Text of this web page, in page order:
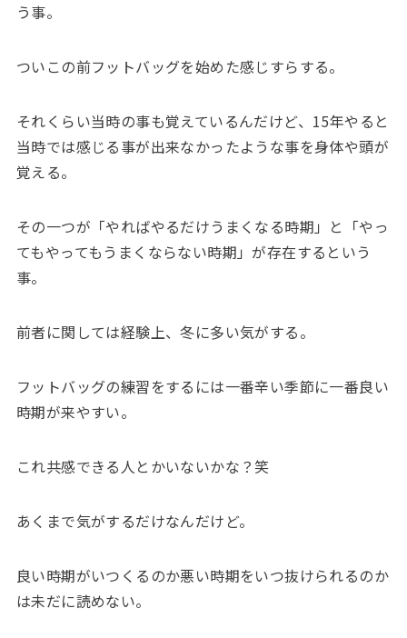
う事。
ついこの前フットバッグを始めた感じすらする。
それくらい当時の事も覚えているんだけど、15年やると
当時では感じる事が出来なかったような事を身体や頭が
覚える。
その一つが「やればやるだけうまくなる時期」と「やっ
てもやってもうまくならない時期」が存在するという
事。
前者に関しては経験上、冬に多い気がする。
フットバッグの練習をするには一番辛い季節に一番良い
時期が来やすい。
これ共感できる人とかいないかな？笑
あくまで気がするだけなんだけど。
良い時期がいつくるのか悪い時期をいつ抜けられるのか
は未だに読めない。